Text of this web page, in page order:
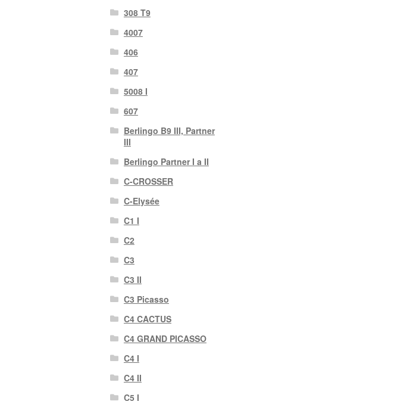
308 T9
4007
406
407
5008 I
607
Berlingo B9 III, Partner
III
Berlingo Partner I a II
C-CROSSER
C-Elysée
C1 I
C2
C3
C3 II
C3 Picasso
C4 CACTUS
C4 GRAND PICASSO
C4 I
C4 II
C5 I